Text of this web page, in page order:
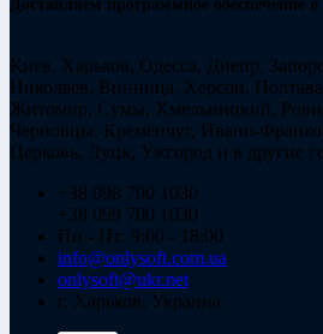
Доставляем программное обеспечение в
Киев, Харьков, Одесса, Днепр,
Николаев, Винница, Херсон,
Житомир, Сумы, Хмельницкий,
Черновцы, Кременчуг, Ивано-
Церковь, Луцк, Ужгород и в другие
+38 098 700 1030
+38 099 700 1030
Пн - Пт: 9:00 - 18:00
info@onlysoft.com.ua
onlysoft@ukr.net
г. Харьков, Украина